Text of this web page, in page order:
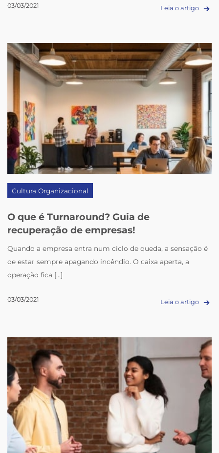
03/03/2021 Leia o artigo
Cultura Organizacional
O que é Turnaround? Guia de
recuperação de empresas!
Quando a empresa entra num ciclo de queda, a sensação é
de estar sempre apagando incêndio. O caixa aperta, a
operação fica [...]
03/03/2021 Leia o artigo